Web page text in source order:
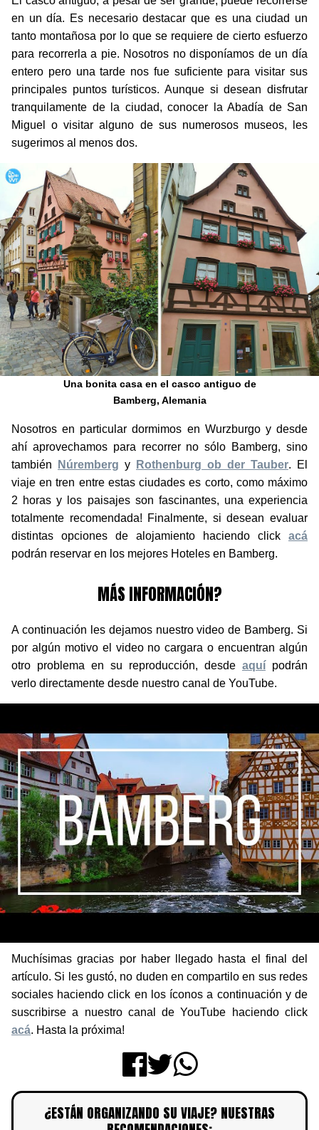
en un día. Es necesario destacar que es una ciudad un
tanto montañosa por lo que se requiere de cierto esfuerzo
para recorrerla a pie. Nosotros no disponíamos de un día
entero pero una tarde nos fue suficiente para visitar sus
principales puntos turísticos. Aunque si desean disfrutar
tranquilamente de la ciudad, conocer la Abadía de San
Miguel o visitar alguno de sus numerosos museos, les
sugerimos al menos dos.
Una bonita casa en el casco antiguo de
Bamberg, Alemania
ahí aprovechamos para recorrer no sólo Bamberg, sino
también Núrembergy Rothenburg ob der Tauber. El
viaje en tren entre estas ciudades es corto, como máximo
2 horas y los paisajes son fascinantes, una experiencia
totalmente recomendada! Finalmente, si desean evaluar
distintas opciones de alojamiento haciendo clickacá
podrán reservar en los mejores Hoteles en Bamberg.
MÁS INFORMACIÓN?
por algún motivo el video no cargara o encuentran algún
otro problema en su reproducción, desdeaquípodrán
verlo directamente desde nuestro canal de YouTube.
artículo. Si les gustó, no duden en compartilo en sus redes
sociales haciendo click en los íconos a continuación y de
suscribirse a nuestro canal de YouTube haciendo click
acá. Hasta la próxima!
¿ESTÁN ORGANIZANDO SU VIAJE? NUESTRAS
RECOMENDACIONES: